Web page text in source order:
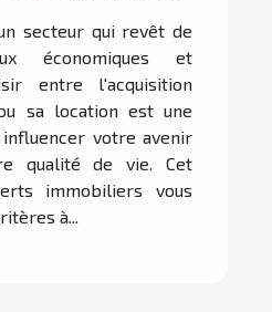
secteur qui revêt de
économiques et
entre l'acquisition
sa location est une
votre avenir
qualité de vie. Cet
immobiliers vous
à...